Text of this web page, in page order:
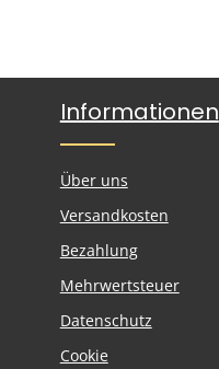
Informationen
Über uns
Versandkosten
Bezahlung
Mehrwertsteuer
Datenschutz
Cookie